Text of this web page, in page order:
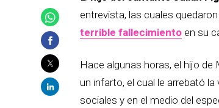
entrevista, las cuales
terrible fallecimiento en su
Hace algunas horas, el hijo
un infarto, el cual le arrebató
sociales y en el medio del